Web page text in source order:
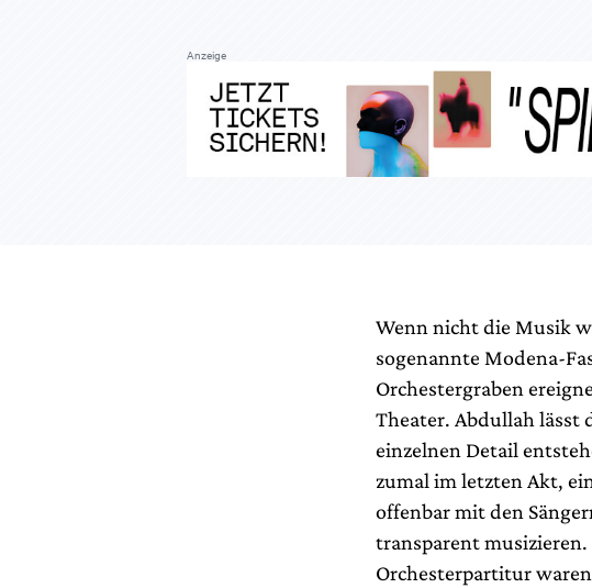
Anzeige
Wenn nicht die Musik
sogenannte Modena-
Orchestergraben
Theater. Abdullah lässt
einzelnen Detail
zumal im letzten Akt,
offenbar mit den
transparent
Orchesterpartitur